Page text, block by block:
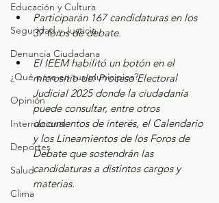
Educación y Cultura
Seguridad y Justicia
Denuncia Ciudadana
¿Qué pasa en tus municipios?
Opinión
Internacional
Deportes
Salud
Clima
Participarán 167 candidaturas en los
37 foros de debate.
El IEEM habilitó un botón en el
micrositio del Proceso Electoral
Judicial 2025 donde la ciudadanía
puede consultar, entre otros
documentos de interés, el Calendario
y los Lineamientos de los Foros de
Debate que sostendrán las
candidaturas a distintos cargos y
materias.